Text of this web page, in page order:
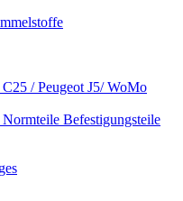
/ Peugeot J5/ WoMo
Befestigungsteile